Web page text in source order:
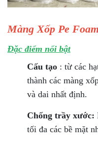
Màng Xốp Pe Foam
Đặc điểm nổi bật
Cấu tạo : từ các
thành các màng
và dai nhất định.
Chống trầy xước:
tối đa các bề mặt